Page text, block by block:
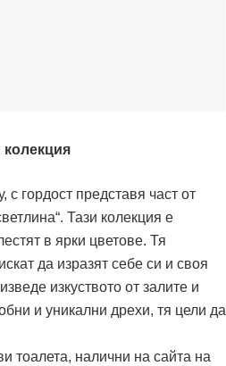
гордост представя част от
Тази колекция е
в ярки цветове. Тя
да изразят себе си и своя
изкуството от залите и
и уникални дрехи, тя цели да
тоалета, налични на сайта на